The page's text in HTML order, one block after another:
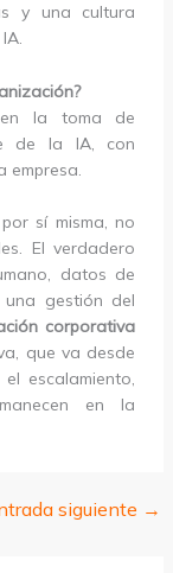
y una cultura
la toma de
de la IA, con
empresa.
sí misma, no
El verdadero
datos de
una gestión del
corporativa
que va desde
escalamiento,
en la
siguiente →